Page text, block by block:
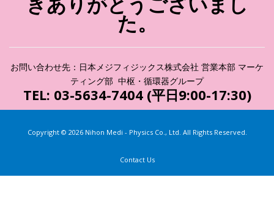
た。
お問い合わせ先：日本メジフィジックス株式会社 営業本部 マーケ
ティング部 中枢・循環器グループ
TEL: 03-5634-7404 (平日9:00-17:30)
Copyright © 2026 Nihon Medi - Physics Co., Ltd. All Rights Reserved.
Contact Us